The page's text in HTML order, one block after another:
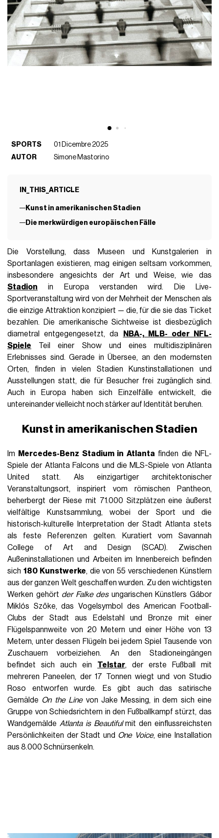
SPORTS
01 Dicembre 2025
AUTOR
Simone Mastorino
IN_THIS_ARTICLE
Kunst in amerikanischen Stadien
Die merkwürdigen europäischen Fälle
Die Vorstellung, dass Museen und Kunstgalerien in
Sportanlagen existieren, mag einigen seltsam vorkommen,
insbesondere angesichts der Art und Weise, wie das
Stadion in Europa verstanden wird. Die Live-
Sportveranstaltung wird von der Mehrheit der Menschen als
die einzige Attraktion konzipiert — die, für die sie das Ticket
bezahlen. Die amerikanische Sichtweise ist diesbezüglich
diametral entgegengesetzt, da
NBA-, MLB- oder NFL-
Spiele Teil einer Show und eines multidisziplinären
Erlebnisses sind. Gerade in Übersee, an den modernsten
Orten, finden in vielen Stadien Kunstinstallationen und
Ausstellungen statt, die für Besucher frei zugänglich sind.
Auch in Europa haben sich Einzelfälle entwickelt, die
untereinander vielleicht noch stärker auf Identität beruhen.
Kunst in amerikanischen Stadien
Im Mercedes-Benz Stadium in Atlanta finden die NFL-
Spiele der Atlanta Falcons und die MLS-Spiele von Atlanta
United statt. Als einzigartiger architektonischer
Veranstaltungsort, inspiriert vom römischen Pantheon,
beherbergt der Riese mit 71.000 Sitzplätzen eine äußerst
vielfältige Kunstsammlung, wobei der Sport und die
historisch-kulturelle Interpretation der Stadt Atlanta stets
als feste Referenzen gelten. Kuratiert vom Savannah
College of Art and Design (SCAD). Zwischen
Außeninstallationen und Arbeiten im Innenbereich befinden
sich 180 Kunstwerke, die von 55 verschiedenen Künstlern
aus der ganzen Welt geschaffen wurden. Zu den wichtigsten
Werken gehört der Falke desungarischen Künstlers Gábor
Miklós Szőke, das Vogelsymbol des American Football-
Clubs der Stadt aus Edelstahl und Bronze mit einer
Flügelspannweite von 20 Metern und einer Höhe von 13
Metern, unter dessen Flügeln bei jedem Spiel Tausende von
Zuschauern vorbeiziehen. An den Stadioneingängen
befindet sich auch ein Telstar, der erste Fußball mit
mehreren Paneelen, der 17 Tonnen wiegt und von Studio
Roso entworfen wurde. Es gibt auch das satirische
Gemälde On the Linevon Jake Messing, in dem sich eine
Gruppe von Schiedsrichtern in den Fußballkampf stürzt, das
Wandgemälde Atlanta is Beautifulmit den einflussreichsten
Persönlichkeiten der Stadt und One Voice, eine Installation
aus 8.000 Schnürsenkeln.